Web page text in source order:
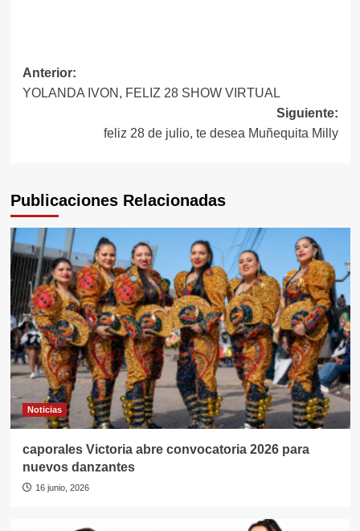
Navegación
de
entradas
Anterior:
YOLANDA IVON, FELIZ 28 SHOW VIRTUAL
Siguiente:
feliz 28 de julio, te desea Muñequita Milly
Publicaciones Relacionadas
Noticias
caporales Victoria abre convocatoria 2026 para
nuevos danzantes
16 junio, 2026